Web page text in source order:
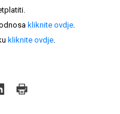
kliknite ovdje.
kliknite ovdje.